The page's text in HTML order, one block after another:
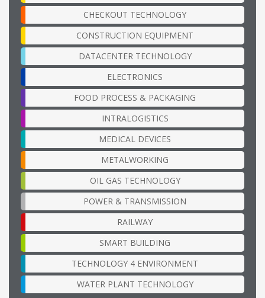
CHECKOUT TECHNOLOGY
CONSTRUCTION EQUIPMENT
DATACENTER TECHNOLOGY
ELECTRONICS
FOOD PROCESS & PACKAGING
INTRALOGISTICS
MEDICAL DEVICES
METALWORKING
OIL GAS TECHNOLOGY
POWER & TRANSMISSION
RAILWAY
SMART BUILDING
TECHNOLOGY 4 ENVIRONMENT
WATER PLANT TECHNOLOGY